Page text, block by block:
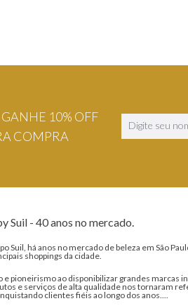
10% OFF
COMPRA
Suil - 40 anos no mercado.
Suil, há anos no mercado de beleza em São
shoppings da cidade.
e pioneirismo ao disponibilizar grandes marcas
e serviços de alta qualidade nos tornaram
clientes fiéis ao longo dos anos....